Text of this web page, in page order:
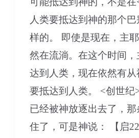
人类要抵达到神的那个
样的。 即使是现在，主
然在流淌。在这个时间
达到人类，现在依然有从
要抵达到人类。 <创世纪
已经被神放逐出去了，
住了，可是神说： 【启